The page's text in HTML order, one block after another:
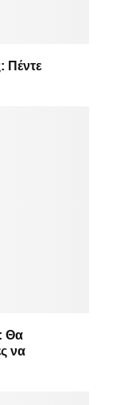
Πέντε
Θα
να